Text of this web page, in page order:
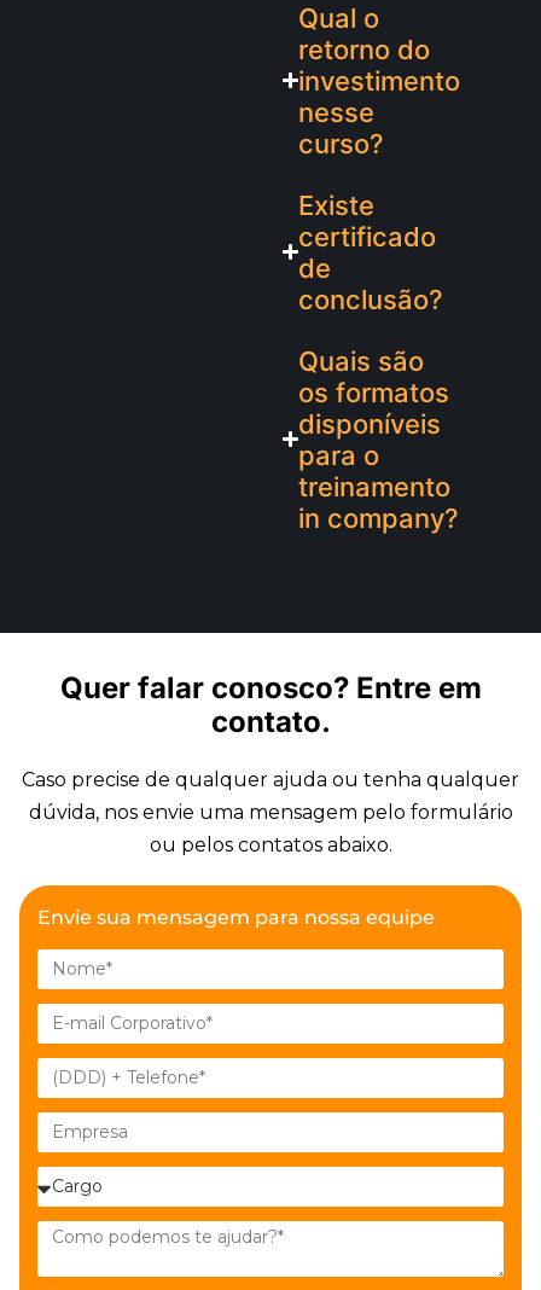
Qual o
retorno do
investimento
nesse
curso?
Existe
certificado
de
conclusão?
Quais são
os formatos
disponíveis
para o
treinamento
in company?
Quer falar conosco? Entre em
contato.
Caso precise de qualquer ajuda ou tenha qualquer
dúvida, nos envie uma mensagem pelo formulário
ou pelos contatos abaixo.
Envie sua mensagem para nossa equipe